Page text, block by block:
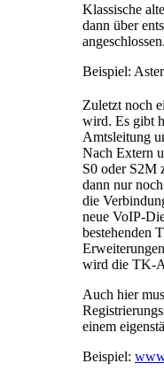
Klassische
dann über
angeschlossen.
Beispiel:
Zuletzt noch
wird. Es gibt
Amtsleitung
Nach Extern
S0 oder S2M
dann nur
die
neue VoIP-
bestehenden
wird die TK-
Auch hier
einem
Beispiel: